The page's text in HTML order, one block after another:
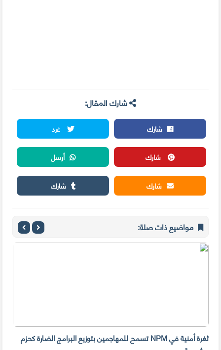
شارك المقال:
شارك
غرد
شارك
أرسل
شارك
شارك
مواضيع ذات صلة:
ثغرة أمنية في NPM تسمح للمهاجمين بتوزيع البرامج الضارة كحزم